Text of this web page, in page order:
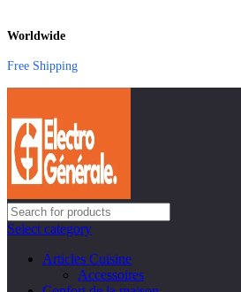
Worldwide
Free Shipping
Select category
Articles Cuisine
Accessoires